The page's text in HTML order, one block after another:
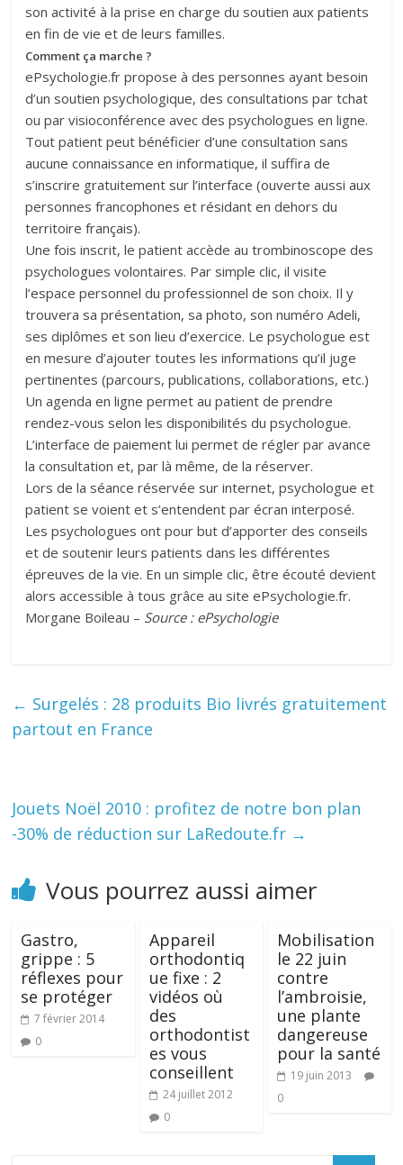
son activité à la prise en charge du soutien aux patients
en fin de vie et de leurs familles.
Comment ça marche ?
ePsychologie.fr propose à des personnes ayant besoin
d’un soutien psychologique, des consultations par tchat
ou par visioconférence avec des psychologues en ligne.
Tout patient peut bénéficier d’une consultation sans
aucune connaissance en informatique, il suffira de
s’inscrire gratuitement sur l’interface (ouverte aussi aux
personnes francophones et résidant en dehors du
territoire français).
Une fois inscrit, le patient accède au trombinoscope des
psychologues volontaires. Par simple clic, il visite
l’espace personnel du professionnel de son choix. Il y
trouvera sa présentation, sa photo, son numéro Adeli,
ses diplômes et son lieu d’exercice. Le psychologue est
en mesure d’ajouter toutes les informations qu’il juge
pertinentes (parcours, publications, collaborations, etc.)
Un agenda en ligne permet au patient de prendre
rendez-vous selon les disponibilités du psychologue.
L’interface de paiement lui permet de régler par avance
la consultation et, par là même, de la réserver.
Lors de la séance réservée sur internet, psychologue et
patient se voient et s’entendent par écran interposé.
Les psychologues ont pour but d’apporter des conseils
et de soutenir leurs patients dans les différentes
épreuves de la vie. En un simple clic, être écouté devient
alors accessible à tous grâce au site ePsychologie.fr.
Morgane Boileau – Source : ePsychologie
← Surgelés : 28 produits Bio livrés gratuitement
partout en France
Jouets Noël 2010 : profitez de notre bon plan
-30% de réduction sur LaRedoute.fr →
Vous pourrez aussi aimer
Gastro,
grippe : 5
réflexes pour
se protéger
7 février 2014
0
Appareil
orthodontiq
ue fixe : 2
vidéos où
des
orthodontist
es vous
conseillent
24 juillet 2012
0
Mobilisation
le 22 juin
contre
l’ambroisie,
une plante
dangereuse
pour la santé
19 juin 2013
0